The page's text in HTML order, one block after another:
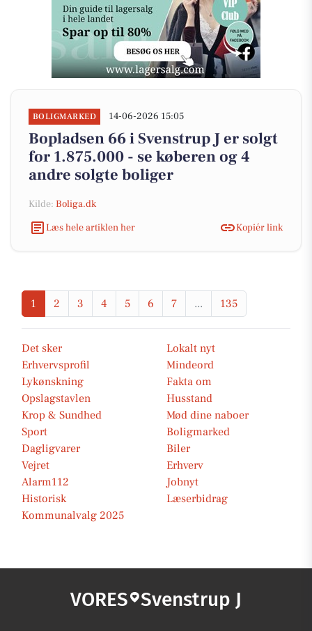
BOLIGMARKED 14-06-2026 15:05
Bopladsen 66 i Svenstrup J er solgt
for 1.875.000 - se køberen og 4
andre solgte boliger
Kilde: Boliga.dk
Læs hele artiklen her
Kopiér link
1 2 3 4 5 6 7 ... 135
Det sker
Lokalt nyt
Erhvervsprofil
Mindeord
Lykønskning
Fakta om
Opslagstavlen
Husstand
Krop & Sundhed
Mød dine naboer
Sport
Boligmarked
Dagligvarer
Biler
Vejret
Erhverv
Alarm112
Jobnyt
Historisk
Læserbidrag
Kommunalvalg 2025
VORES Svenstrup J